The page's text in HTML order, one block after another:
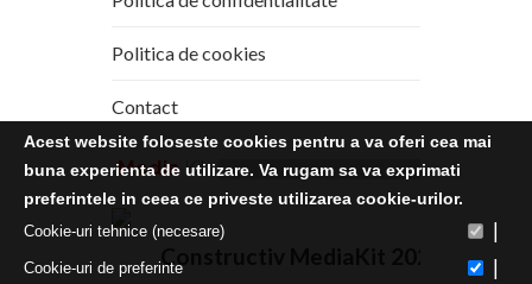
Politica de cookies
Contact
Media Kit
Constructiv MediaKit 2020
Acest website foloseste cookies pentru a va oferi cea mai
buna experienta de utilizare. Va rugam sa va exprimati
preferintele in ceea ce priveste utilizarea cookie-urilor.
Cookie-uri tehnice (necesare)
Cookie-uri de preferinte